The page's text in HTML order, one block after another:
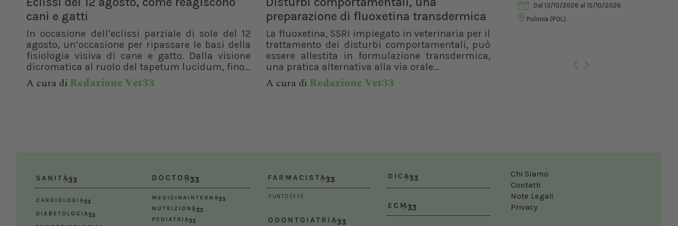
cani e gatti
In occasione dell’eclissi parziale di sole del 12
agosto, un’occasione per ripassare le basi della
fisiologia visiva di cane e gatto. Dalla visione
dicromatica al ruolo del tapetum lucidum, fino...
A cura di Redazione Vet33
preparazione di fluoxetina transdermica
La fluoxetina, SSRI impiegato in veterinaria per il
trattamento dei disturbi comportamentali, può
essere allestita in formulazione transdermica,
una pratica alternativa alla via orale...
A cura di Redazione Vet33
Dal 12/02/2027 al 14/02/2027
Bologna (BO)
Roma (RM)
Dal 13/10/2026 al 15/10/2026
Polonia (POL)
Chi Siamo
Contatti
Note Legali
Privacy